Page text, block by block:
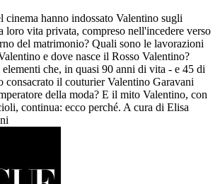
cinema hanno indossato Valentino sugli
loro vita privata, compreso nell'incedere verso
del matrimonio? Quali sono le lavorazioni
e dove nasce il Rosso Valentino?
che, in quasi 90 anni di vita - e 45 di
consacrato il couturier Valentino Garavani
della moda? E il mito Valentino, con
continua: ecco perché. A cura di Elisa